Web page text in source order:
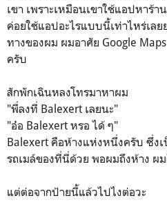
เขา เพราะเหมือนเขาใช้แอปหาร้า
ค่อยใช้แอปอะไรแบบนี้เท่าไหร่เล
ทางของผม ผมอาศัย Google
ครับ
สักพักเฉินหลงโทรมาหาผม
"พี่ลงที่ Balexert เลยนะ"
"อ๋อ Balexert หรอ ได้ ๆ"
Balexert คือห้างแห่งหนึ่งครับ ซึ่ง
รถเมล์ของที่นี่ด้วย พอผมถึงห้าง ผม
แต่ต่อจากป้ายนี้แล้วไปไงต่อวะ